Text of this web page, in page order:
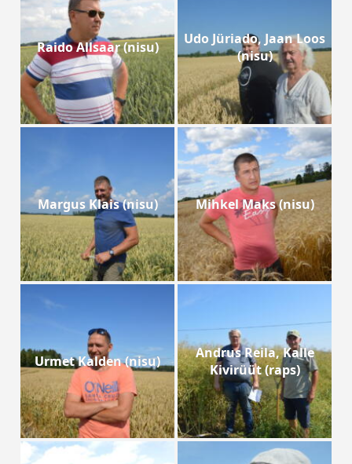
Raido Allsaar (nisu)
Udo Jüriado, Jaan Loos
(nisu)
Margus Klais (nisu) Mihkel Maks (nisu)
Urmet Kalden (nisu)
Andrus Reila, Kalle
Kivirüüt (raps)